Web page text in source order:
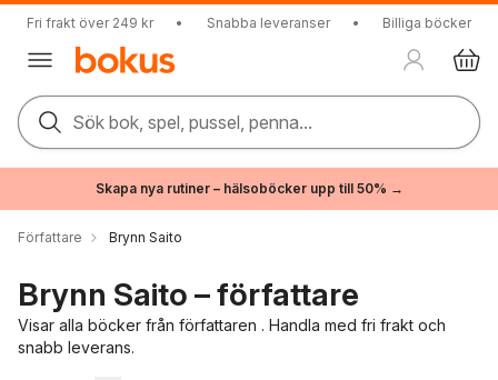
Fri frakt över 249 kr • Snabba leveranser • Billiga böcker
Sök bok, spel, pussel, penna...
Skapa nya rutiner – hälsoböcker upp till 50% →
Författare Brynn Saito
Brynn Saito – författare
Visar alla böcker från författaren . Handla med fri frakt och
snabb leverans.